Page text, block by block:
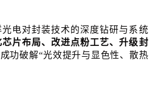
电对封装技术的深度钻研与系统
片布局、改进点粉工艺、升级封
功破解“光效提升与显色性、散热